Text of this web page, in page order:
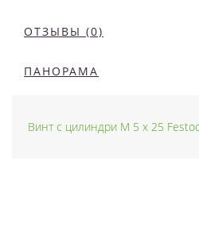
ОТЗЫВЫ (0)
ПАНОРАМА
Винт с цилиндри M 5 x 25